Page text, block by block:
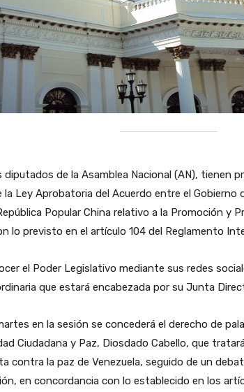
diputados de la Asamblea Nacional (AN), tienen
Ley Aprobatoria del Acuerdo entre el Gobierno
Popular China relativo a la Promoción y
lo previsto en el artículo 104 del Reglamento
el Poder Legislativo mediante sus redes
que estará encabezada por su Junta
en la sesión se concederá el derecho de
Ciudadana y Paz, Diosdado Cabello, que
contra la paz de Venezuela, seguido de un
en concordancia con lo establecido en los